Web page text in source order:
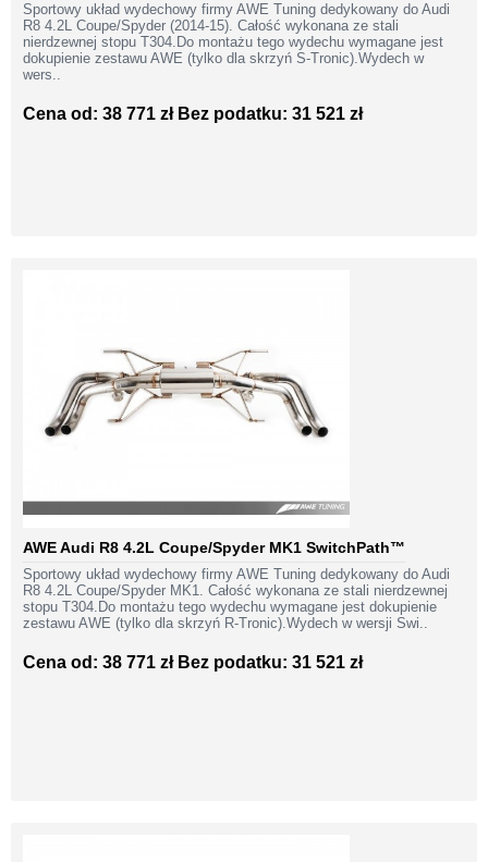
Sportowy układ wydechowy firmy AWE Tuning dedykowany do Audi
R8 4.2L Coupe/Spyder (2014-15). Całość wykonana ze stali
nierdzewnej stopu T304.Do montażu tego wydechu wymagane jest
dokupienie zestawu AWE (tylko dla skrzyń S-Tronic).Wydech w
wers..
Cena od: 38 771 zł Bez podatku: 31 521 zł
AWE Audi R8 4.2L Coupe/Spyder MK1 SwitchPath™
Sportowy układ wydechowy firmy AWE Tuning dedykowany do Audi
R8 4.2L Coupe/Spyder MK1. Całość wykonana ze stali nierdzewnej
stopu T304.Do montażu tego wydechu wymagane jest dokupienie
zestawu AWE (tylko dla skrzyń R-Tronic).Wydech w wersji Swi..
Cena od: 38 771 zł Bez podatku: 31 521 zł